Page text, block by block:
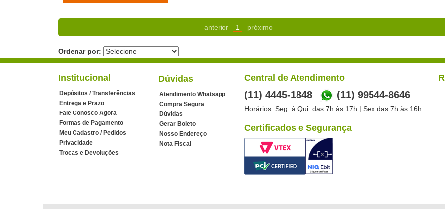
anterior 1 próximo
Ordenar por:
Institucional
Depósitos / Transferências
Entrega e Prazo
Fale Conosco Agora
Formas de Pagamento
Meu Cadastro / Pedidos
Privacidade
Trocas e Devoluções
Dúvidas
Atendimento Whatsapp
Compra Segura
Dúvidas
Gerar Boleto
Nosso Endereço
Nota Fiscal
Central de Atendimento
(11) 4445-1848 (11) 99544-8646
Horários: Seg. à Qui. das 7h às 17h | Sex das 7h às 16h
Certificados e Segurança